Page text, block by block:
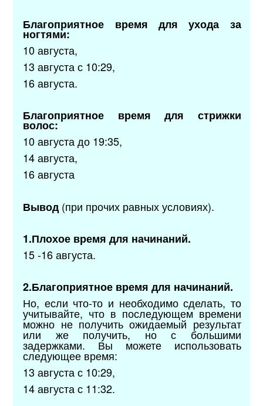
Благоприятное время для ухода за
ногтями:
10 августа,
13 августа с 10:29,
16 августа.
Благоприятное время для стрижки
волос:
10 августа до 19:35,
14 августа,
16 августа
Вывод(при прочих равных условиях).
1.Плохое время для начинаний.
15 -16 августа.
2.Благоприятное время для начинаний.
Но, если что-то и необходимо сделать, то
учитывайте, что в последующем времени
можно не получить ожидаемый результат
или же получить, но с большими
задержками. Вы можете использовать
следующее время:
13 августа с 10:29,
14 августа с 11:32.